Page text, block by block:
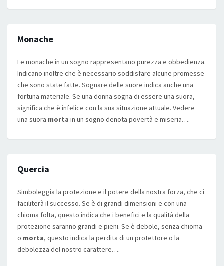
Monache
Le monache in un sogno rappresentano purezza e obbedienza.
Indicano inoltre che è necessario soddisfare alcune promesse
che sono state fatte. Sognare delle suore indica anche una
fortuna materiale. Se una donna sogna di essere una suora,
significa che è infelice con la sua situazione attuale. Vedere
una suora morta in un sogno denota povertà e miseria….
Quercia
Simboleggia la protezione e il potere della nostra forza, che ci
faciliterà il successo. Se è di grandi dimensioni e con una
chioma folta, questo indica che i benefici e la qualità della
protezione saranno grandi e pieni. Se è debole, senza chioma
o morta, questo indica la perdita di un protettore o la
debolezza del nostro carattere….